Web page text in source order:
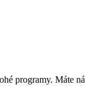
programy. Máte